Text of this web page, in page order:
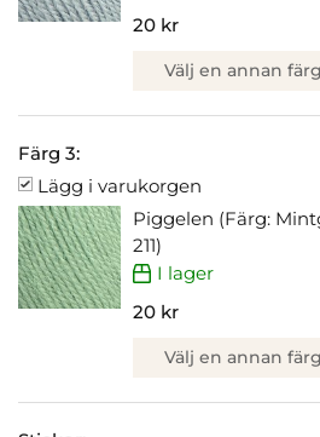
20 kr
Välj en annan färg
Färg 3:
Lägg i varukorgen
Piggelen (Färg:
211)
I lager
20 kr
Välj en annan färg